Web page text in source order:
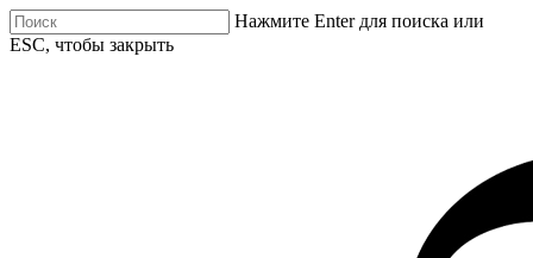
Нажмите Enter для поиска или
ESC, чтобы закрыть